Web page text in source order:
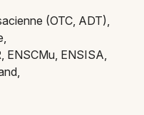
(OTC, ADT),
ENSCMu, ENSISA,